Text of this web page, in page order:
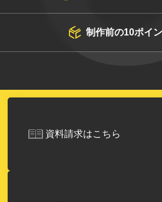
制作前の10ポイ
資料請求はこちら